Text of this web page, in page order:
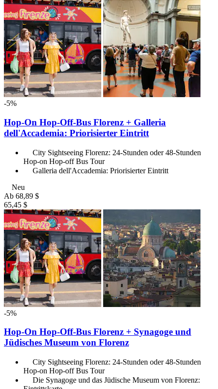
-5%
Hop-On Hop-Off-Bus Florenz + Galleria
dell'Accademia: Priorisierter Eintritt
City Sightseeing Florenz: 24-Stunden oder 48-Stunden
Hop-on Hop-off Bus Tour
Galleria dell'Accademia: Priorisierter Eintritt
Neu
Ab 68,89 $
65,45 $
-5%
Hop-On Hop-Off-Bus Florenz + Synagoge und
Jüdisches Museum von Florenz
City Sightseeing Florenz: 24-Stunden oder 48-Stunden
Hop-on Hop-off Bus Tour
Die Synagoge und das Jüdische Museum von Florenz: